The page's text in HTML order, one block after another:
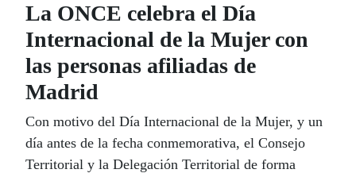
La ONCE celebra el Día
Internacional de la Mujer con
las personas afiliadas de
Madrid
Con motivo del Día Internacional de la Mujer, y un
día antes de la fecha conmemorativa, el Consejo
Territorial y la Delegación Territorial de forma